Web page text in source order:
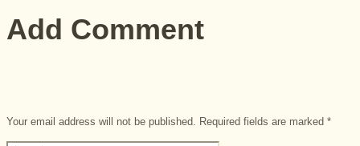
Add Comment
Your email address will not be published. Required fields are marked *